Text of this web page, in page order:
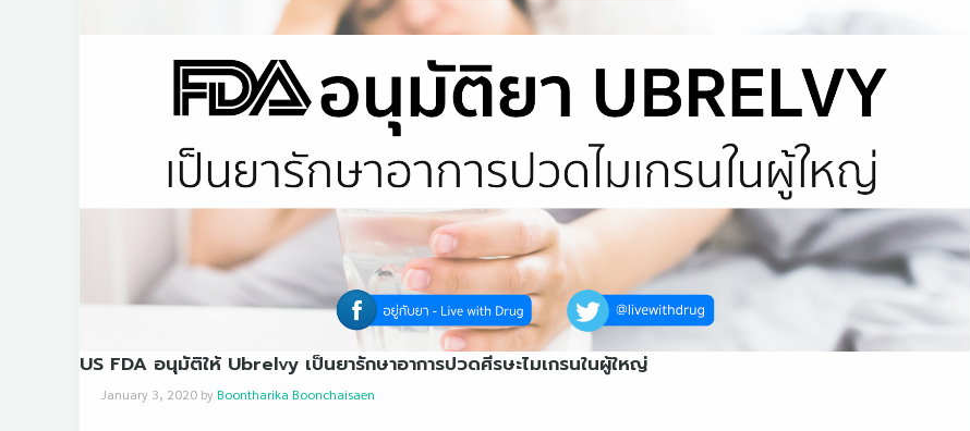
US FDA อนุมัติให้ Ubrelvy เป็นยารักษาอาการปวดศีรษะไมเกรนในผู้ใหญ่
January 3, 2020 by Boontharika Boonchaisaen